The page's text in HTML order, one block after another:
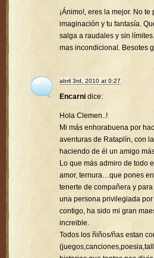
¡Ánimo!, eres la mejor. No
imaginación y tu fantasía.
salga a raudales y sin
mas incondicional. Besotes
abril 3rd, 2010 at 0:27
Encarni dice:
Hola Clemen..!
Mi más enhorabuena por
aventuras de Rataplín, con
haciendo de él un amigo
Lo que más admiro de todo
amor, ternura…que pones
tenerte de compañera y
una persona privilegiada
contigo, ha sido mi gran
increible.
Todos los ñiños/ñas estan